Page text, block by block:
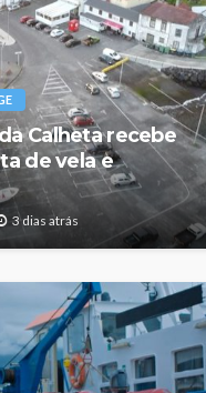
Calheta recebe
de vela e
3 dias atrás